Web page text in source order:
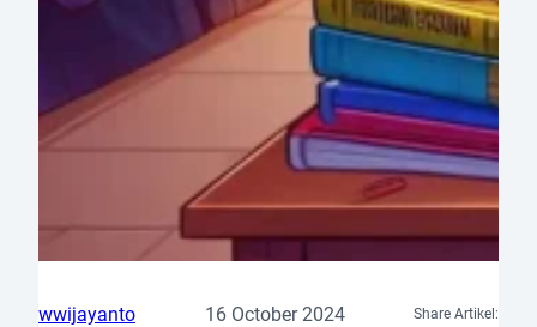
wwijayanto 16 October 2024 Share Artikel: